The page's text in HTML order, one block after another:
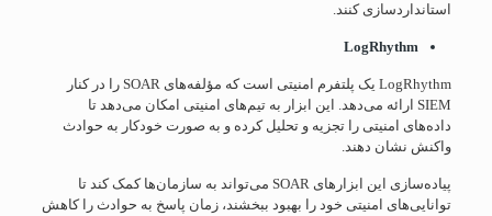
استانداردسازی کنند.
LogRhythm
LogRhythm یک پلتفرم امنیتی است که مؤلفه‌های SOAR را در کنار
SIEM ارائه می‌دهد. این ابزار به تیم‌های امنیتی امکان می‌دهد تا
داده‌های امنیتی را تجزیه و تحلیل کرده و به صورت خودکار به حوادث
واکنش نشان دهند.
پیاده‌سازی این ابزارهای SOAR می‌تواند به سازمان‌ها کمک کند تا
توانایی‌های امنیتی خود را بهبود ببخشند، زمان پاسخ به حوادث را کاهش